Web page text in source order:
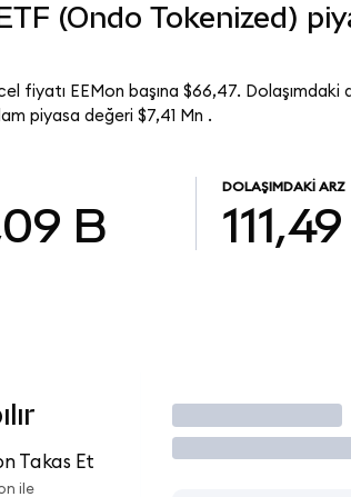
(Ondo Tokenized)
EEMon başına $66,47. Dolaşımdaki
piyasa değeri $7,41 Mn .
B
DOLAŞIMDAKI ARZ
Takas Et
ile
İşlem Yap